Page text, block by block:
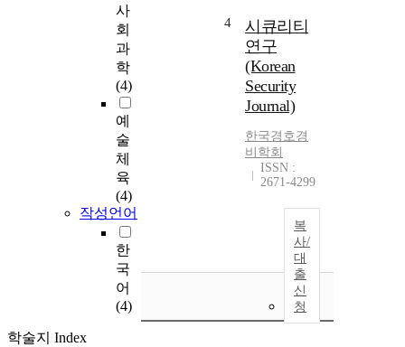
사
회
과
학
(4)
예
술
체
육
(4)
작성언어
한
국
어
(4)
학술지 Index
4
시큐리티
연구
(Korean
Security
Journal)
한국경호경
비학회
ISSN :
2671-4299
복
사/
대
출
신
청